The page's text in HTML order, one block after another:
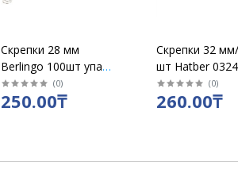
Скрепки 28 мм
Berlingo 100шт упак
/2511
(0)
250.00₸
Скрепки 32
шт Hatber
треугольные/
10
(0)
260.00₸